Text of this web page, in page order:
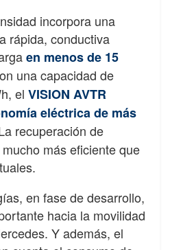
incorpora una
rápida, conductiva
en menos de 15
una capacidad de
el VISION AVTR
eléctrica de más
recuperación de
más eficiente que
en fase de desarrollo,
hacia la movilidad
Y además, el